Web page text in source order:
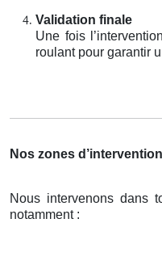
Validation finale
Une fois
roulant pour garantir
Nos zones
Nous intervenons dans
notamment :